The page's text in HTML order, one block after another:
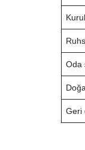
Oda
Geri